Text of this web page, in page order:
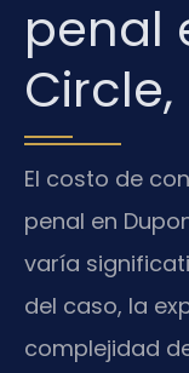
penal
Circle,
El costo de
penal en
varía
del caso, la
complejidad